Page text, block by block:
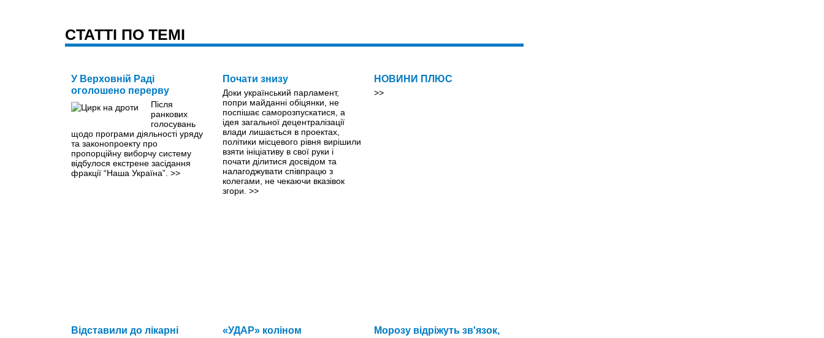
CТАТТІ ПО ТЕМІ
У Верховній Раді
оголошено перерву
Після
ранкових
голосувань
щодо програми діяльності уряду
та законопроекту про
пропорційну виборчу систему
відбулося екстрене засідання
фракції “Наша Україна”. >>
Почати знизу
Доки український парламент,
попри майданні обіцянки, не
поспішає саморозпускатися, а
ідея загальної децентралізації
влади лишається в проектах,
політики місцевого рівня вирішили
взяти ініціативу в свої руки і
почати ділитися досвідом та
налагоджувати співпрацю з
колегами, не чекаючи вказівок
згори. >>
НОВИНИ ПЛЮС
>>
Вiдставили до лiкарнi «УДАР» коліном Морозу відріжуть зв'язок,